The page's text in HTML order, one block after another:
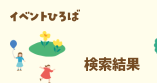
検索結果